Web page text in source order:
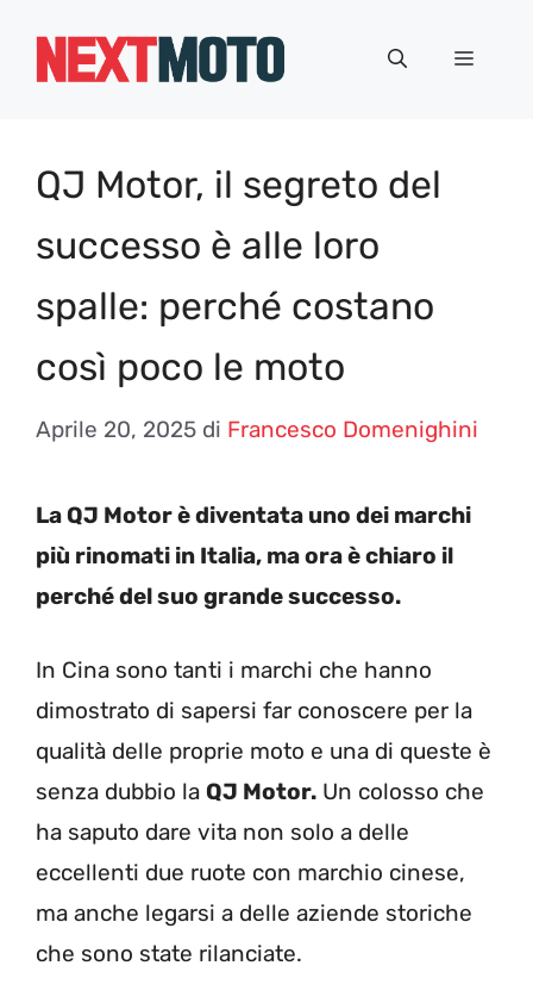
Menu
QJ Motor, il segreto del
successo è alle loro
spalle: perché costano
così poco le moto
Aprile 20, 2025 di Francesco Domenighini
La QJ Motor è diventata uno dei marchi
più rinomati in Italia, ma ora è chiaro il
perché del suo grande successo.
In Cina sono tanti i marchi che hanno
dimostrato di sapersi far conoscere per la
qualità delle proprie moto e una di queste è
senza dubbio la QJ Motor. Un colosso che
ha saputo dare vita non solo a delle
eccellenti due ruote con marchio cinese,
ma anche legarsi a delle aziende storiche
che sono state rilanciate.